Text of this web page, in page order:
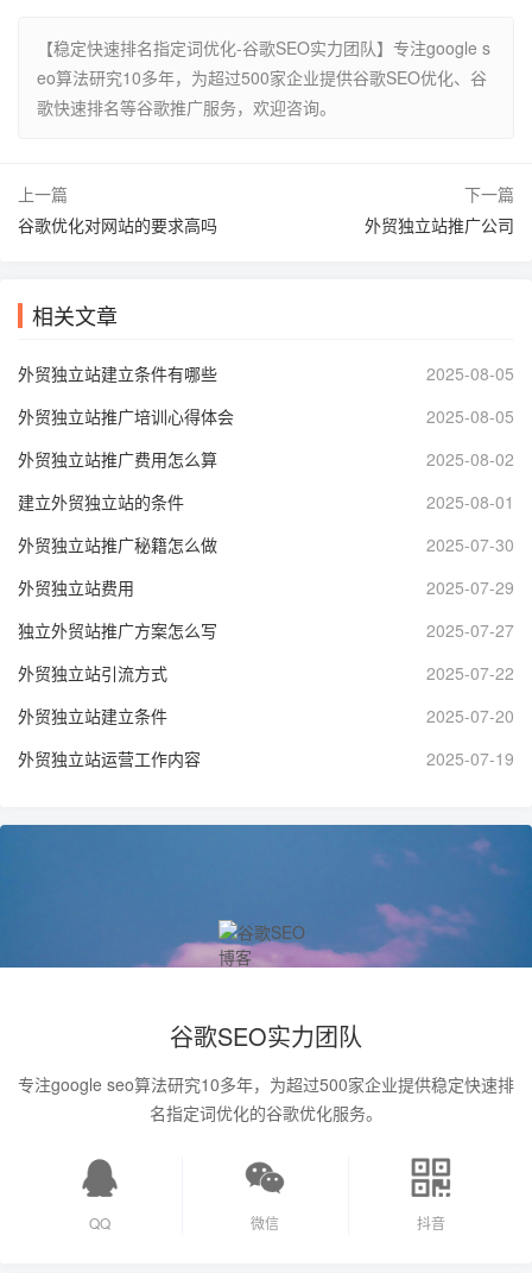
【稳定快速排名指定词优化-谷歌SEO实力团队】专注google s
eo算法研究10多年，为超过500家企业提供谷歌SEO优化、谷
歌快速排名等谷歌推广服务，欢迎咨询。
上一篇
谷歌优化对网站的要求高吗
下一篇
外贸独立站推广公司
相关文章
外贸独立站建立条件有哪些
2025-08-05
外贸独立站推广培训心得体会
2025-08-05
外贸独立站推广费用怎么算
2025-08-02
建立外贸独立站的条件
2025-08-01
外贸独立站推广秘籍怎么做
2025-07-30
外贸独立站费用
2025-07-29
独立外贸站推广方案怎么写
2025-07-27
外贸独立站引流方式
2025-07-22
外贸独立站建立条件
2025-07-20
外贸独立站运营工作内容
2025-07-19
谷歌SEO实力团队
专注google seo算法研究10多年，为超过500家企业提供稳定快速排
名指定词优化的谷歌优化服务。
QQ 微信 抖音